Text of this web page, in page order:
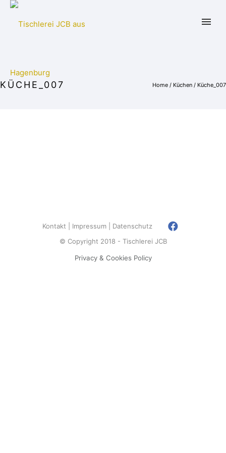
KÜCHE_007 Home / Küchen / Küche_007
Kontakt Impressum
Datenschutz
© Copyright 2018 - Tischlerei JCB
Privacy & Cookies Policy